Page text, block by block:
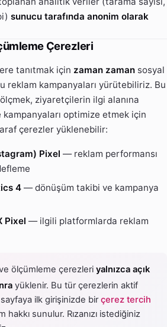
sunucu tarafında anonim olarak
Çerezleri
tanıtmak için zaman zaman sosyal
reklam kampanyaları yürütebiliriz. Bu
ziyaretçilerin ilgi alanına
optimize etmek için
çerezler yüklenebilir:
Pixel — reklam performansı
4 — dönüşüm takibi ve kampanya
Pixel — ilgili platformlarda reklam
ölçümleme çerezleri yalnızca açık
yüklenir. Bu tür çerezlerin aktif
ilk girişinizde birçerez tercih
hakkı sunulur. Rızanızı istediğiniz